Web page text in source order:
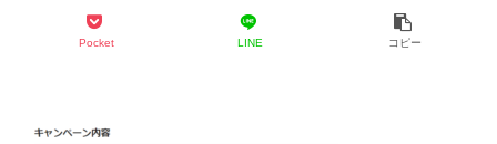
Pocket LINE コピー